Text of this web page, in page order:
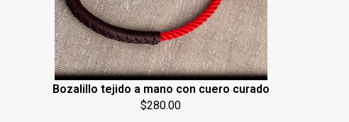
Bozalillo tejido a mano con cuero curado
$280.00